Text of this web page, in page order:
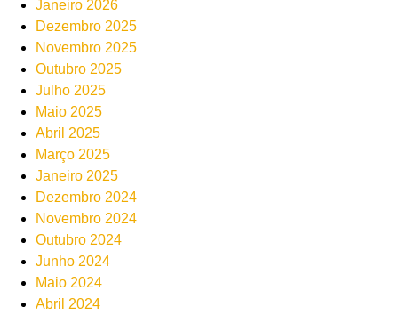
Janeiro 2026
Dezembro 2025
Novembro 2025
Outubro 2025
Julho 2025
Maio 2025
Abril 2025
Março 2025
Janeiro 2025
Dezembro 2024
Novembro 2024
Outubro 2024
Junho 2024
Maio 2024
Abril 2024